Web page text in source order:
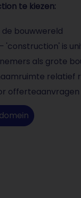
te kiezen:
bouwwereld
'construction' is
als grote
relatief